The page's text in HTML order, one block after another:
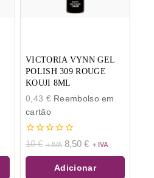
VICTORIA VYNN GEL
POLISH 309 ROUGE
KOUJI 8ML
0,43 €Reembolso em
cartão
0
de
5
10€ 8,50 €
Adicionar